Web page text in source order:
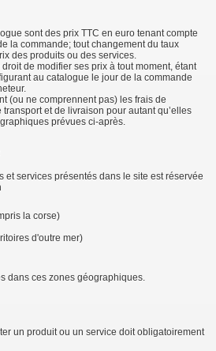
sont des prix TTC en euro tenant compte
la commande; tout changement du taux
des produits ou des services.
de modifier ses prix à tout moment, étant
au catalogue le jour de la commande
(ou ne comprennent pas) les frais de
et de livraison pour autant qu’elles
prévues ci-après.
et services présentés dans le site est réservée
la corse)
d'outre mer)
dans ces zones géographiques.
un produit ou un service doit obligatoirement